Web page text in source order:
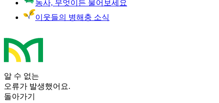
농사, 무엇이든 물어보세요
이웃들의 병해충 소식
알 수 없는
오류가 발생했어요.
돌아가기